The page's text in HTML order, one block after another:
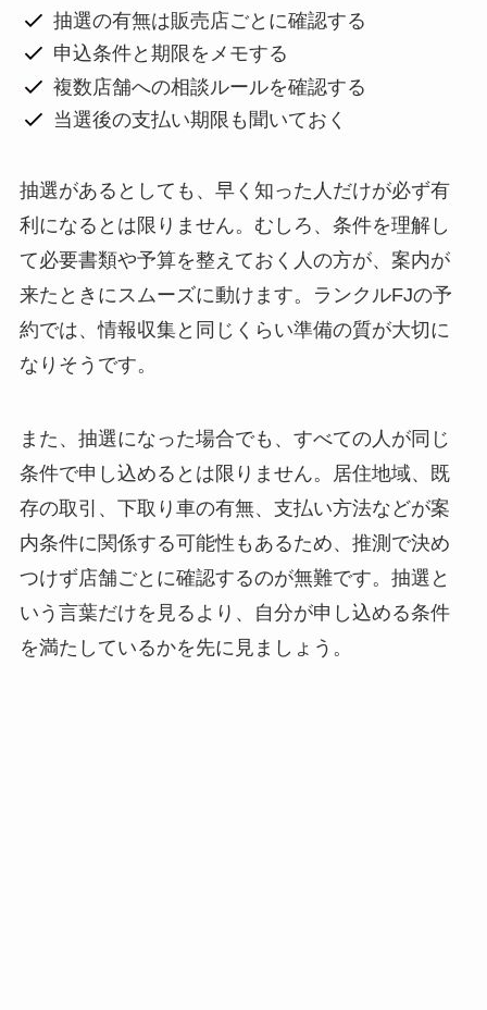
抽選の有無は販売店ごとに確認する
申込条件と期限をメモする
複数店舗への相談ルールを確認する
当選後の支払い期限も聞いておく
抽選があるとしても、早く知った人だけが必ず有
利になるとは限りません。むしろ、条件を理解し
て必要書類や予算を整えておく人の方が、案内が
来たときにスムーズに動けます。ランクルFJの予
約では、情報収集と同じくらい準備の質が大切に
なりそうです。
また、抽選になった場合でも、すべての人が同じ
条件で申し込めるとは限りません。居住地域、既
存の取引、下取り車の有無、支払い方法などが案
内条件に関係する可能性もあるため、推測で決め
つけず店舗ごとに確認するのが無難です。抽選と
いう言葉だけを見るより、自分が申し込める条件
を満たしているかを先に見ましょう。